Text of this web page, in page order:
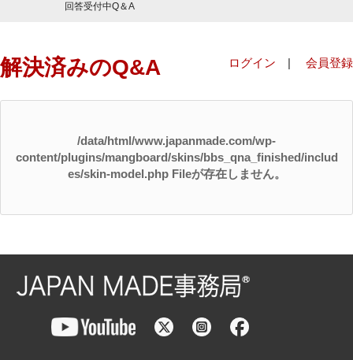
回答受付中Q＆A
解決済みのQ&A ログイン | 会員登録
/data/html/www.japanmade.com/wp-
content/plugins/mangboard/skins/bbs_qna_finished/includ
es/skin-model.php Fileが存在しません。